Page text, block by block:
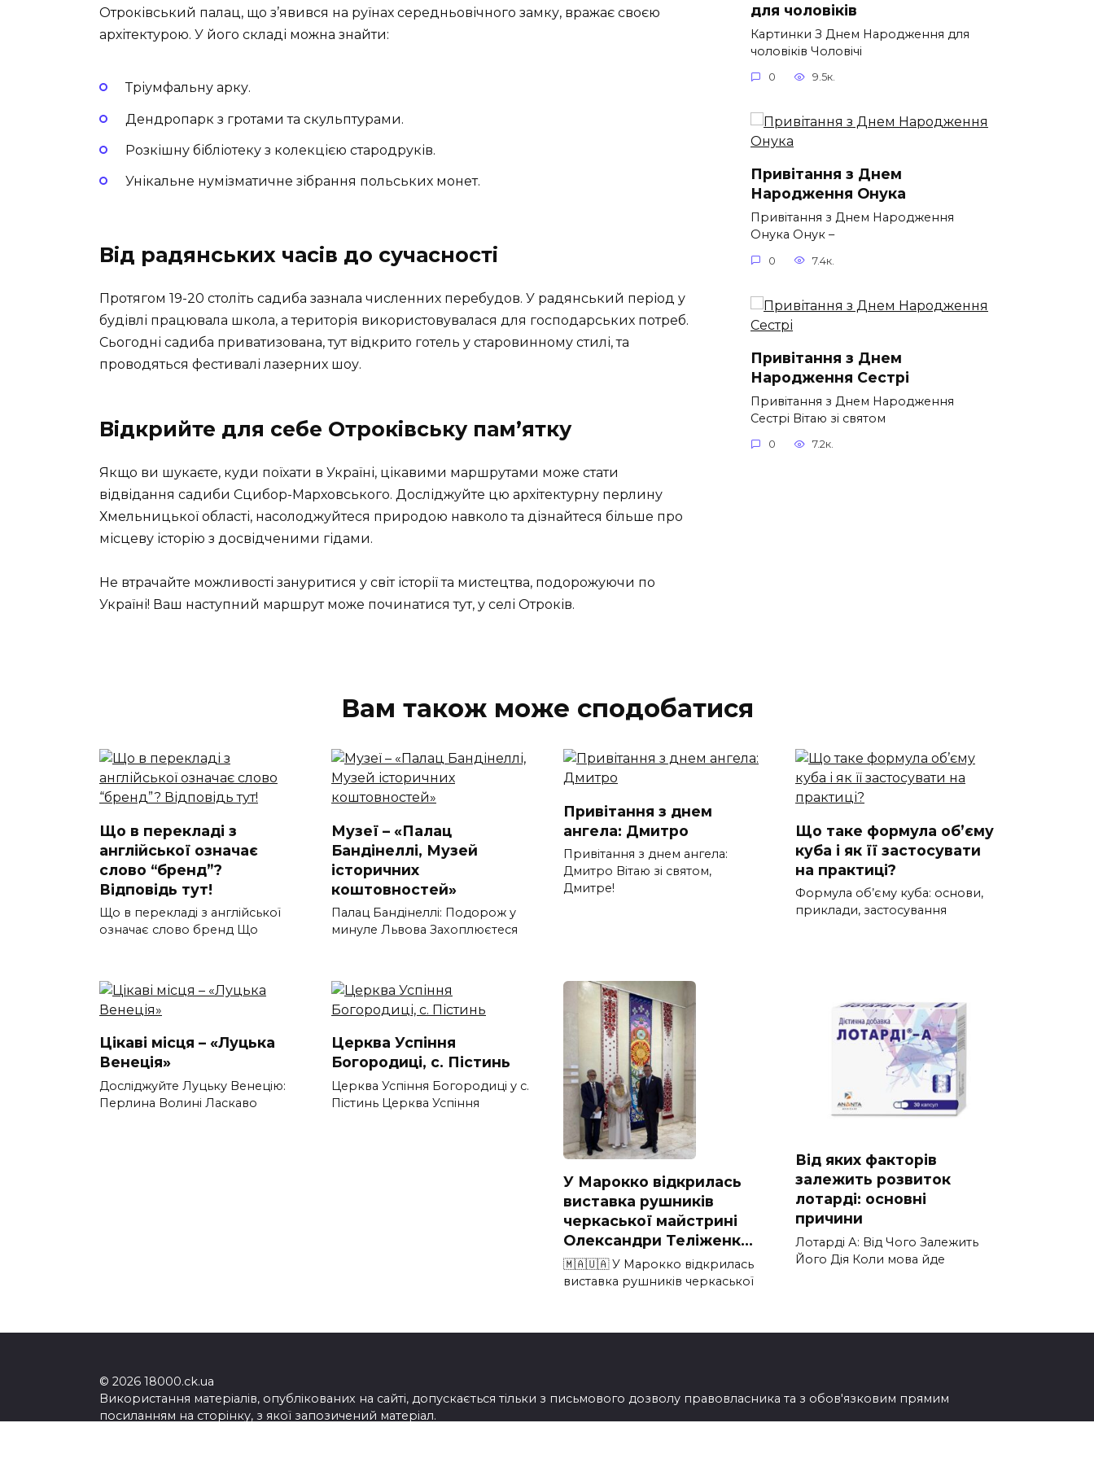
Отроківський палац, що з’явився на руїнах середньовічного замку, вражає своєю
архітектурою. У його складі можна знайти:
Тріумфальну арку.
Дендропарк з гротами та скульптурами.
Розкішну бібліотеку з колекцією стародруків.
Унікальне нумізматичне зібрання польських монет.
Від радянських часів до сучасності
Протягом 19-20 століть садиба зазнала численних перебудов. У радянський період у
будівлі працювала школа, а територія використовувалася для господарських потреб.
Сьогодні садиба приватизована, тут відкрито готель у старовинному стилі, та
проводяться фестивалі лазерних шоу.
Відкрийте для себе Отроківську пам’ятку
Якщо ви шукаєте, куди поїхати в Україні, цікавими маршрутами може стати
відвідання садиби Сцибор-Марховського. Досліджуйте цю архітектурну перлину
Хмельницької області, насолоджуйтеся природою навколо та дізнайтеся більше про
місцеву історію з досвідченими гідами.
Не втрачайте можливості зануритися у світ історії та мистецтва, подорожуючи по
Україні! Ваш наступний маршрут може починатися тут, у селі Отроків.
для чоловіків​
Картинки З Днем Народження для
чоловіків​ Чоловічі
0 9.5к.
Привітання з Днем
Народження Онука
Привітання з Днем Народження
Онука Онук –
0 7.4к.
Привітання з Днем
Народження Сестрі
Привітання з Днем Народження
Сестрі Вітаю зі святом
0 7.2к.
Вам також може сподобатися
Що в перекладі з
англійської означає
слово “бренд”?
Відповідь тут!
Що в перекладі з англійської
означає слово бренд Що
Музеї – «Палац
Бандінеллі, Музей
історичних
коштовностей»
Палац Бандінеллі: Подорож у
минуле Львова Захоплюєтеся
Привітання з днем
ангела: Дмитро
Привітання з днем ангела:
Дмитро Вітаю зі святом,
Дмитре!
Що таке формула об’єму
куба і як її застосувати
на практиці?
Формула об’єму куба: основи,
приклади, застосування
Цікаві місця – «Луцька
Венеція»
Досліджуйте Луцьку Венецію:
Перлина Волині Ласкаво
Церква Успіння
Богородиці, с. Пістинь
Церква Успіння Богородиці у с.
Пістинь Церква Успіння
У Марокко відкрилась
виставка рушників
черкаської майстрині
Олександри Теліженк…
🇲🇦🇺🇦 У Марокко відкрилась
виставка рушників черкаської
Від яких факторів
залежить розвиток
лотарді: основні
причини
Лотарді А: Від Чого Залежить
Його Дія Коли мова йде
© 2026 18000.ck.ua
Використання матеріалів, опублікованих на сайті, допускається тільки з письмового дозволу правовласника та з обов'язковим прямим
посиланням на сторінку, з якої запозичений матеріал.